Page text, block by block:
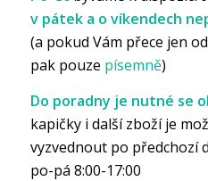
v pátek a o víkendech
(a pokud Vám přece jen
pak pouze písemně)
Do poradny je nutné se
kapičky i další zboží je
vyzvednout po předchozí
po-pá 8:00-17:00